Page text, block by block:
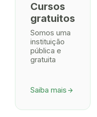
Cursos
gratuitos
Somos uma
instituição
pública e
gratuita
Saiba mais arrow_forward